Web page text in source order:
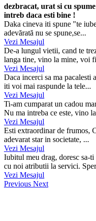
dezbracat, urat si cu
intreb daca esti bine !
Daka cineva iti spune "te
adevărată nu se spune,se...
Vezi Mesajul
De-a lungul vietii, cand te
langa tine, vino la mine, voi
Vezi Mesajul
Daca incerci sa ma pacalesti
iti voi mai raspunde la tele...
Vezi Mesajul
Ti-am cumparat un cadou
Nu ma intreba ce este, vino
Vezi Mesajul
Esti extraordinar de frumos,
adevarat star in societate, ...
Vezi Mesajul
Iubitul meu drag, doresc
cu noi atributii la servici.
Vezi Mesajul
Previous Next